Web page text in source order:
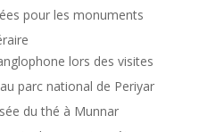
pour les monuments
lors des visites
parc national de Periyar
du thé à Munnar